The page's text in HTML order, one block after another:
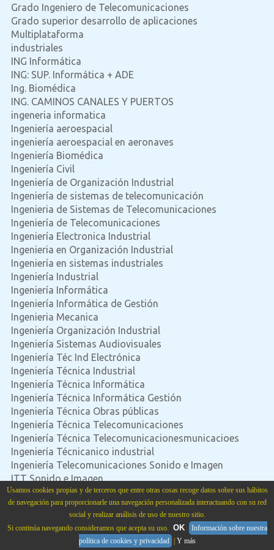
Usamos cookies propias y de terceros que entre otras cosas recoge datos sobre sus hábitos
de navegación para proporcionarle una navegación personalizada interactuando con su red
social y realizar análisis de uso de nuestro sitio.
Si continúa navegando consideramos que acepta su uso. OK
Información sobre nuestra
política de cookies y privacidad
Y más
Grado Ingeniero de Telecomunicaciones
Grado superior desarrollo de aplicaciones
Multiplataforma
industriales
ING Informática
ING: SUP. Informática + ADE
Ing. Biomédica
ING. CAMINOS CANALES Y PUERTOS
ingeneria informatica
Ingeniería aeroespacial
ingeniería aeroespacial en aeronaves
Ingeniería Biomédica
Ingeniería Civil
Ingeniería de Organización Industrial
Ingeniería de sistemas de telecomunicación
Ingenieria de Sistemas de Telecomunicaciones
Ingeniería de Telecomunicaciones
Ingeniería Electronica Industrial
Ingenieria en Organización Industrial
Ingeniería en sistemas industriales
Ingeniería Industrial
Ingeniería Informática
Ingeniería Informática de Gestión
Ingenieria Mecanica
Ingeniería Organización Industrial
Ingeniería Sistemas Audiovisuales
Ingeniería Téc Ind Electrónica
Ingeniería Técnica Industrial
Ingeniería Técnica Informática
Ingeniería Técnica Informática Gestión
Ingeniería Técnica Obras públicas
Ingeniería Técnica Telecomunicaciones
Ingeniería Técnica Telecomunicacionesmunicacioes
Ingeniería Técnicanico industrial
Ingeniería Telecomunicaciones Sonido e Imagen
ITT Sonido e Imagen
Licenciatura Bellas Artes
Marketing
Máster en Automática y Robótica
Máster Ingenieria Industrial
Negocios Internacionales